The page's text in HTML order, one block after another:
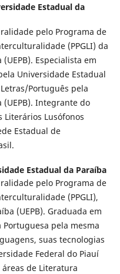
Estadual da
pelo Programa de
(PPGLI) da
Especialista em
Universidade Estadual
Português pela
Integrante do
Lusófonos
Estadual de
Estadual da Paraíba
pelo Programa de
(PPGLI),
(UEPB). Graduada em
pela mesma
suas tecnologias
Federal do Piauí
áreas de Literatura